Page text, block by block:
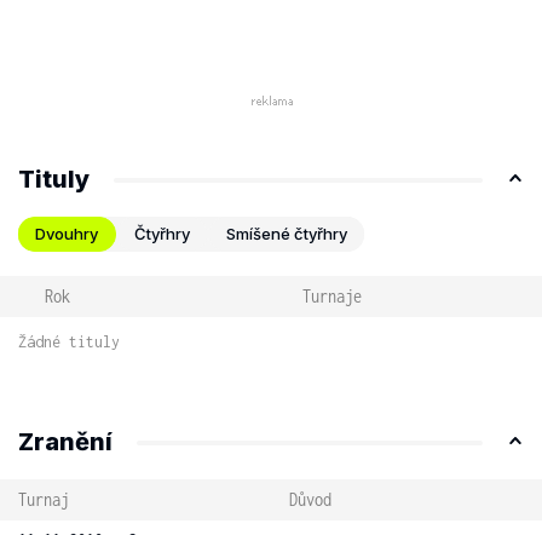
Tituly
Dvouhry Čtyřhry Smíšené čtyřhry
Rok Turnaje
Žádné tituly
Zranění
Turnaj
Důvod